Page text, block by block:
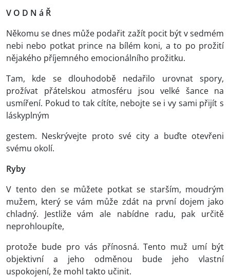
V O D N á Ř
Někomu se dnes může podařit zažít pocit být v sedmém
nebi nebo potkat prince na bílém koni, a to po prožití
nějakého příjemného emocionálního prožitku.
Tam, kde se dlouhodobě nedařilo urovnat spory,
prožívat přátelskou atmosféru jsou velké šance na
usmíření. Pokud to tak cítíte, nebojte se i vy sami přijít s
láskyplným
gestem. Neskrývejte proto své city a buďte otevřeni
svému okolí.
Ryby
V tento den se můžete potkat se starším, moudrým
mužem, který se vám může zdát na první dojem jako
chladný. Jestliže vám ale nabídne radu, pak určitě
neprohloupíte,
protože bude pro vás přínosná. Tento muž umí být
objektivní a jeho odměnou bude jeho vlastní
uspokojení, že mohl takto učinit.